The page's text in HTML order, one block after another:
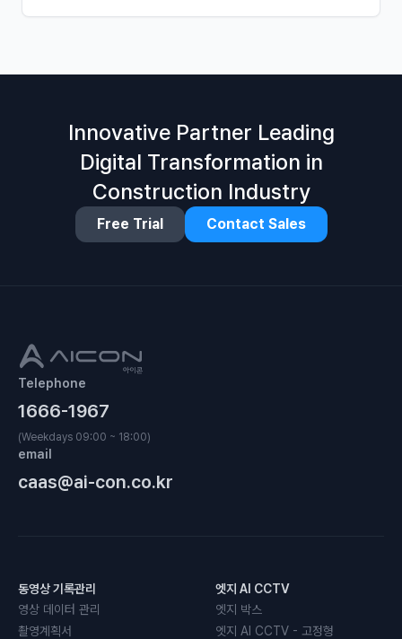
Innovative Partner Leading
Digital Transformation in
Construction Industry
Free Trial Contact Sales
Telephone
1666-1967
(Weekdays 09:00 ~ 18:00)
email
caas@ai-con.co.kr
동영상 기록관리
영상 데이터 관리
촬영계획서
엣지 AI CCTV
엣지 박스
엣지 AI CCTV - 고정형